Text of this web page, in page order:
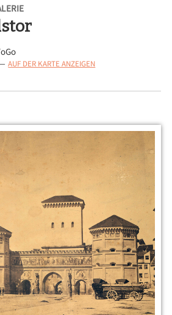
AUF DER KARTE ANZEIGEN